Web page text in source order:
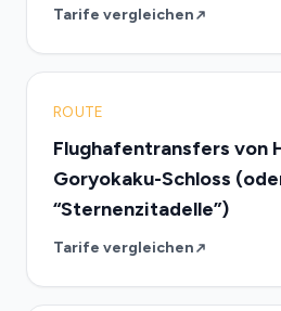
Tarife vergleichen
ROUTE
Flughafentransfers von
Goryokaku-Schloss
“Sternenzitadelle”)
Tarife vergleichen